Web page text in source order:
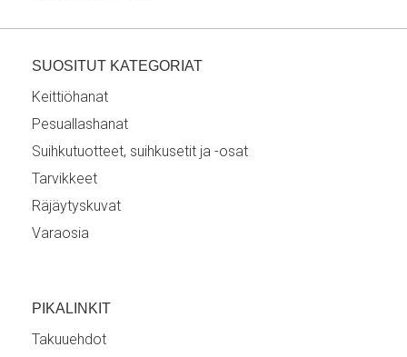
SUOSITUT KATEGORIAT
Keittiöhanat
Pesuallashanat
Suihkutuotteet, suihkusetit ja -osat
Tarvikkeet
Räjäytyskuvat
Varaosia
PIKALINKIT
Takuuehdot